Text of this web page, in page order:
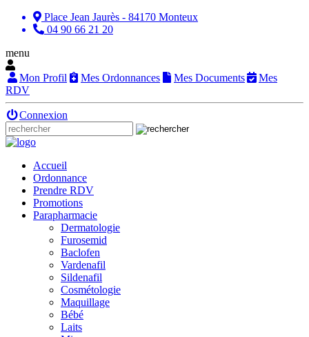
Place Jean Jaurès - 84170 Monteux
04 90 66 21 20
menu
Mon Profil Mes Ordonnances Mes Documents
Mes
RDV
Connexion
Accueil
Ordonnance
Prendre RDV
Promotions
Parapharmacie
Dermatologie
Furosemid
Baclofen
Vardenafil
Sildenafil
Cosmétologie
Maquillage
Bébé
Laits